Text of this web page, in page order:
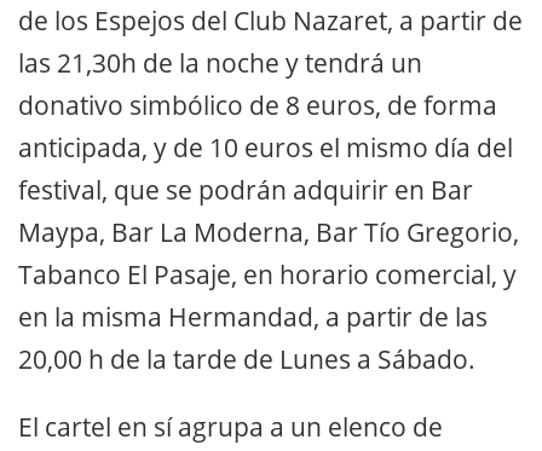
de los Espejos del Club Nazaret, a partir de
las 21,30h de la noche y tendrá un
donativo simbólico de 8 euros, de forma
anticipada, y de 10 euros el mismo día del
festival, que se podrán adquirir en Bar
Maypa, Bar La Moderna, Bar Tío Gregorio,
Tabanco El Pasaje, en horario comercial, y
en la misma Hermandad, a partir de las
20,00 h de la tarde de Lunes a Sábado.
El cartel en sí agrupa a un elenco de